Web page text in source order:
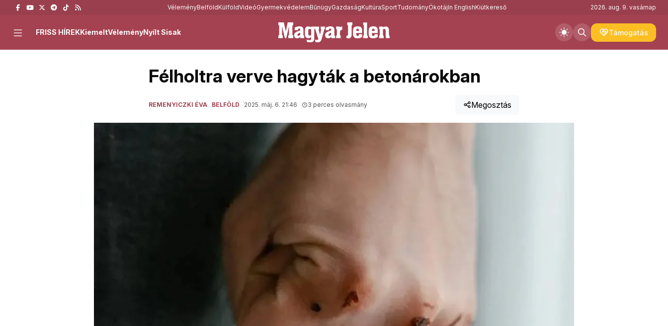
VéleményBelföldKülföldVideóGyermekvédelemBűnügyGazdaságKultúraSportTudományÖkotájIn EnglishKiútkereső 2026. aug. 9. vasárnap
Támogatás
FRISS HÍREKKiemeltVéleményNyílt Sisak
Félholtra verve hagyták a betonárokban
REMENYICZKI ÉVA BELFÖLD 2025. máj. 6. 21:46 3 perces olvasmány Megosztás